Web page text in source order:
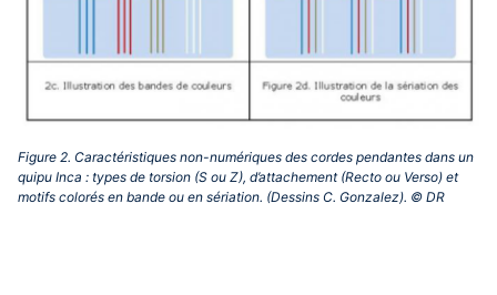
Figure 2. Caractéristiques non-numériques des cordes pendantes dans un
quipu Inca : types de torsion (S ou Z), d’attachement (Recto ou Verso) et
motifs colorés en bande ou en sériation. (Dessins C. Gonzalez). © DR‎